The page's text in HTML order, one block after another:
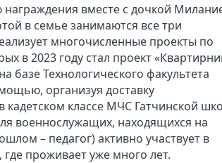
вместе с дочкой
в семье занимаются все три
многочисленные проекты по
в 2023 году стал проект
базе Технологического факультета
организуя доставку
классе МЧС Гатчинской
военнослужащих, находящихся на
– педагог) активно участвует в
проживает уже много лет.